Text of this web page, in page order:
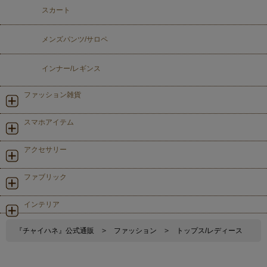
スカート
メンズパンツ/サロペ
インナー/レギンス
ファッション雑貨
スマホアイテム
アクセサリー
ファブリック
インテリア
『チャイハネ』公式通販 > ファッション > トップス/レディース